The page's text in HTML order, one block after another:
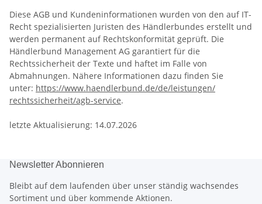
Diese AGB und Kundeninformationen wurden von den auf IT-
Recht spezialisierten Juristen des Händlerbundes erstellt und
werden permanent auf Rechtskonformität geprüft. Die
Händlerbund Management AG garantiert für die
Rechtssicherheit der Texte und haftet im Falle von
Abmahnungen. Nähere Informationen dazu finden Sie
unter: https://www.haendlerbund.de/de/leistungen/
rechtssicherheit/agb-service.
letzte Aktualisierung: 14.07.2026
Newsletter Abonnieren
Bleibt auf dem laufenden über unser ständig wachsendes
Sortiment und über kommende Aktionen.